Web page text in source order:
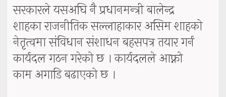
सरकारले यसअघि नै प्रधानमन्त्री बालेन्द्र
शाहका राजनीतिक सल्लाहाकार असिम शाहको
नेतृत्वमा संविधान संशाधन बहसपत्र तयार गर्न
कार्यदल गठन गरेको छ । कार्यदलले आफ्नो
काम अगाडि बढाएको छ ।